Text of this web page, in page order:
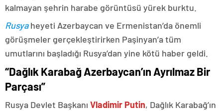
kalmayan şehrin harabe görüntüsü yürek burktu.
Rusyaheyeti Azerbaycan ve Ermenistan’da önemli
görüşmeler gerçekleştirirken Paşinyan’a tüm
umutlarını başladığı Rusya’dan yine kötü haber geldi.
“Dağlık Karabağ Azerbaycan’ın Ayrılmaz Bir
Parçası”
Rusya Devlet Başkanı Vladimir Putin, Dağlık Karabağ’ın